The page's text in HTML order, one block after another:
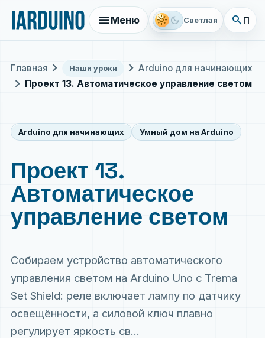
menuМеню light_mode dark_mode Светлая search
Главная chevron_right Наши уроки chevron_right Arduino для начинающих
chevron_right Проект 13. Автоматическое управление светом
Arduino для начинающих Умный дом на Arduino
Проект 13.
Автоматическое
управление светом
Собираем устройство автоматического
управления светом на Arduino Uno с Trema
Set Shield: реле включает лампу по датчику
освещённости, а силовой ключ плавно
регулирует яркость св...